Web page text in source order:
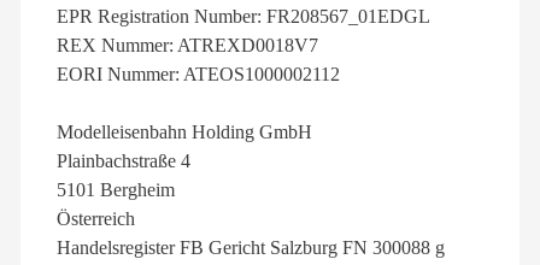
EPR Registration Number: FR208567_01EDGL
REX Nummer: ATREXD0018V7
EORI Nummer: ATEOS1000002112
Modelleisenbahn Holding GmbH
Plainbachstraße 4
5101 Bergheim
Österreich
Handelsregister FB Gericht Salzburg FN 300088 g